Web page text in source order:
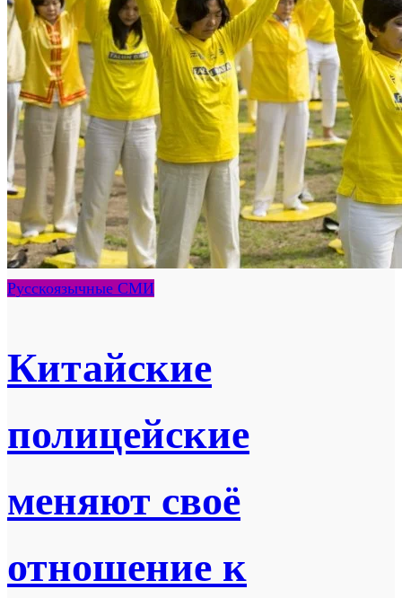
Русскоязычные СМИ
Китайские
полицейские
меняют своё
отношение к